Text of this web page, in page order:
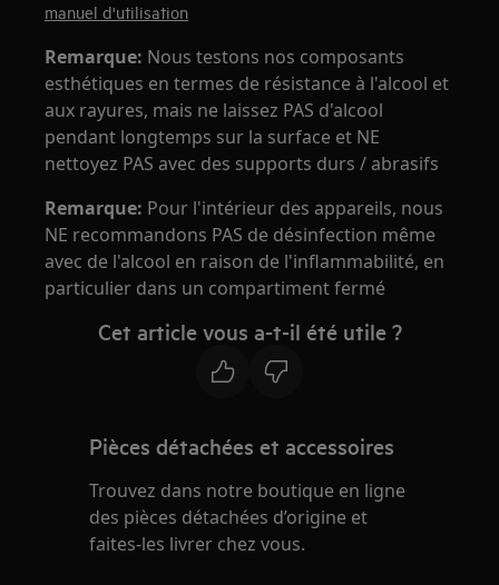
manuel d'utilisation
Remarque: Nous testons nos composants
esthétiques en termes de résistance à l'alcool et
aux rayures, mais ne laissez PAS d'alcool
pendant longtemps sur la surface et NE
nettoyez PAS avec des supports durs / abrasifs
Remarque: Pour l'intérieur des appareils, nous
NE recommandons PAS de désinfection même
avec de l'alcool en raison de l'inflammabilité, en
particulier dans un compartiment fermé
Cet article vous a-t-il été utile ?
Pièces détachées et accessoires
Trouvez dans notre boutique en ligne
des pièces détachées d’origine et
faites-les livrer chez vous.